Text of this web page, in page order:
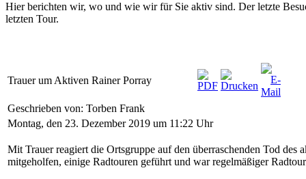
Hier berichten wir, wo und wie wir für Sie aktiv sind. Der letzte
letzten Tour.
Trauer um Aktiven Rainer Porray
Geschrieben von: Torben Frank
Montag, den 23. Dezember 2019 um 11:22 Uhr
Mit Trauer reagiert die Ortsgruppe auf den überraschenden Tod
mitgeholfen, einige Radtouren geführt und war regelmäßiger